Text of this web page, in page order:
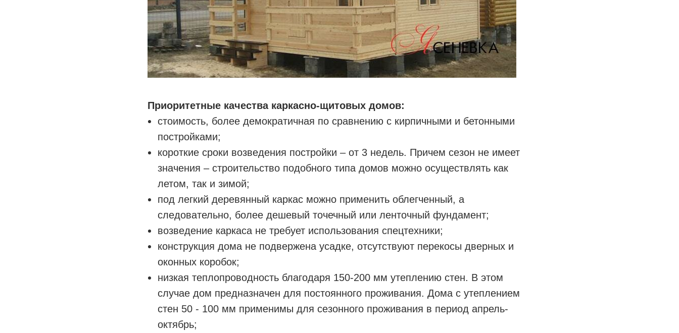
Приоритетные качества каркасно-щитовых домов:
стоимость, более демократичная по сравнению с кирпичными и бетонными
постройками;
короткие сроки возведения постройки – от 3 недель. Причем сезон не имеет
значения – строительство подобного типа домов можно осуществлять как
летом, так и зимой;
под легкий деревянный каркас можно применить облегченный, а
следовательно, более дешевый точечный или ленточный фундамент;
возведение каркаса не требует использования спецтехники;
конструкция дома не подвержена усадке, отсутствуют перекосы дверных и
оконных коробок;
низкая теплопроводность благодаря 150-200 мм утеплению стен. В этом
случае дом предназначен для постоянного проживания. Дома с утеплением
стен 50 - 100 мм применимы для сезонного проживания в период апрель-
октябрь;